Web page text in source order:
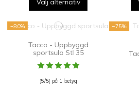
Välj alternativ
−80%
Tacco - Uppbyggd
sportsula Stl 35
(5/5) på 1 betyg
−75%